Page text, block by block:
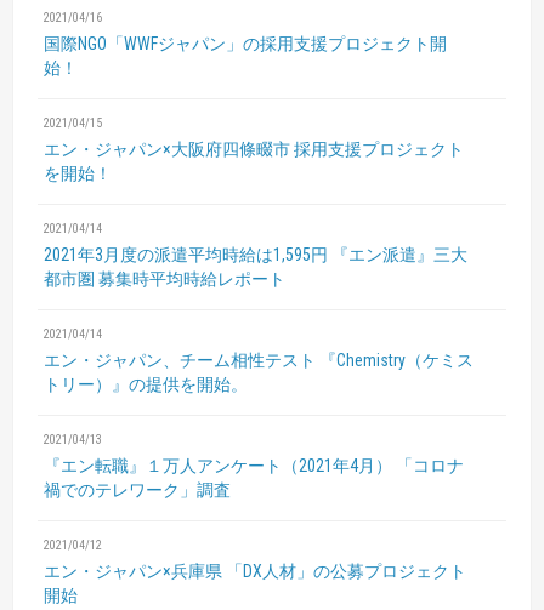
2021/04/16
国際NGO「WWFジャパン」の採用支援プロジェクト開
始！
2021/04/15
エン・ジャパン×大阪府四條畷市採用支援プロジェクト
を開始！
2021/04/14
2021年3月度の派遣平均時給は1,595円
『エン派遣』三大
都市圏 募集時平均時給レポート
2021/04/14
エン・ジャパン、チーム相性テスト
『Chemistry（ケミス
トリー）』の提供を開始。
2021/04/13
『エン転職』１万人アンケート（2021年4月）
「コロナ
禍でのテレワーク」調査
2021/04/12
エン・ジャパン×兵庫県 「DX人材」の公募プロジェクト
開始